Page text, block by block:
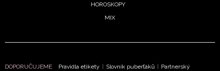
HOROSKOPY
MIX
DOPORUČUJEME Pravidla etikety | Slovník puberťáků | Partnerský